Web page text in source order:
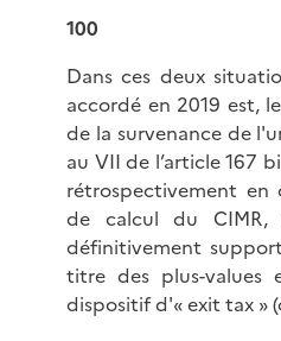
100
Dans ces deux
accordé en 2019 est,
de la survenance de
au VII de l’article 167
rétrospectivement
de calcul du
définitivement
titre des plus-values
dispositif d'« exit tax »